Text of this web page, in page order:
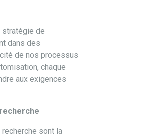
stratégie de
dans des
de nos processus
chaque
aux exigences
sont la